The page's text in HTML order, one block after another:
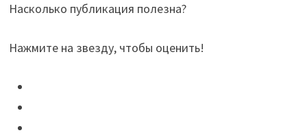
Насколько публикация полезна?
Нажмите на звезду, чтобы оценить!